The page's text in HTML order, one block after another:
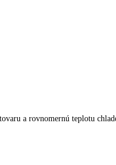
LIEBHERRkliknite tu.